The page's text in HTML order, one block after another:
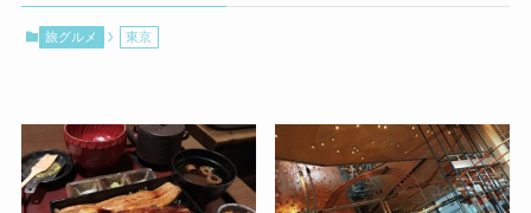
旅グルメ 東京